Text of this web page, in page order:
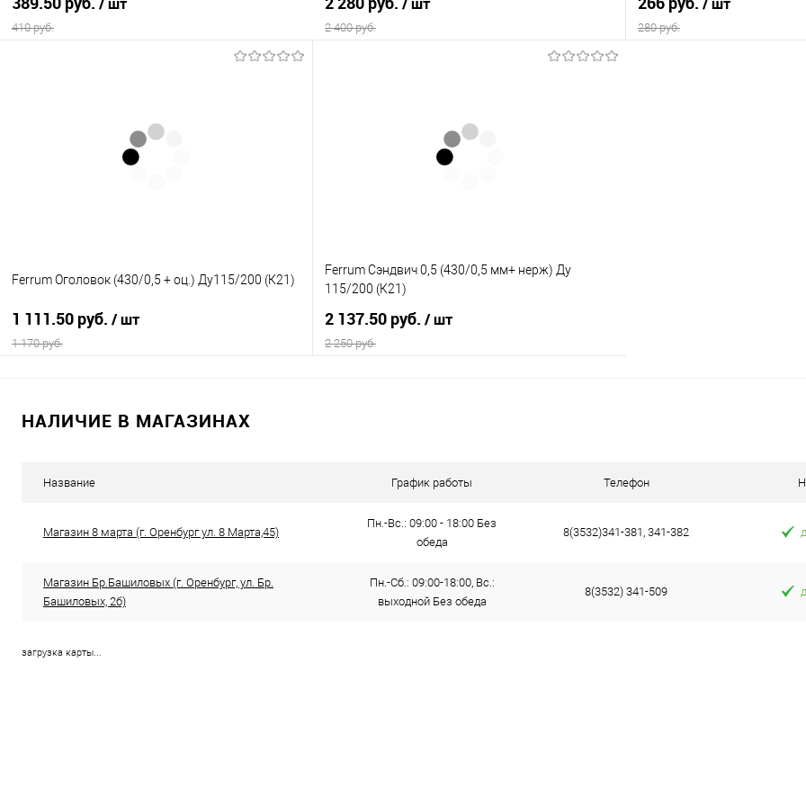
410 руб. 2 400 руб. 280 руб.
Ferrum Оголовок (430/0,5 + оц.) Ду115/200 (К21)
1 111.50 руб. / шт
1 170 руб.
Ferrum Сэндвич 0,5 (430/0,5 мм+ нерж) Ду
115/200 (К21)
2 137.50 руб. / шт
2 250 руб.
НАЛИЧИЕ В МАГАЗИНАХ
Название График работы Телефон
Магазин 8 марта (г. Оренбург ул. 8 Марта,45)
Пн.-Вс.: 09:00 - 18:00 Без
обеда
8(3532)341-381, 341-382
Магазин Бр.Башиловых (г. Оренбург, ул. Бр.
Башиловых, 2б)
Пн.-Сб.: 09:00-18:00, Вс.:
выходной Без обеда
8(3532) 341-509
загрузка карты...